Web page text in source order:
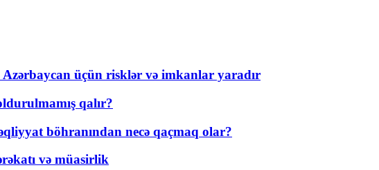
Azərbaycan üçün risklər və imkanlar yaradır
qalır?
böhranından necə qaçmaq olar?
və müasirlik